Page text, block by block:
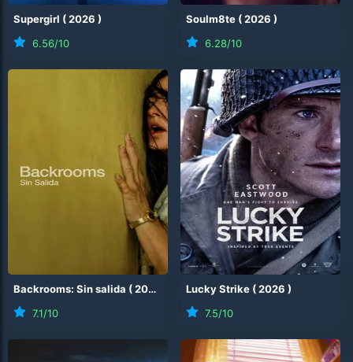
Supergirl (2026 )
6.56/10
Soulm8te (2026 )
6.28/10
Backrooms: Sin salida (2026
7.1/10
Lucky Strike (2026 )
7.5/10